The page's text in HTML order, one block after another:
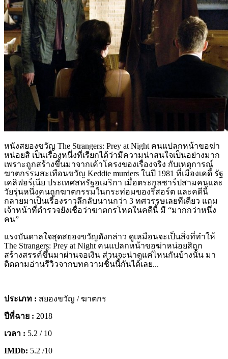
หนังสยองขวัญ The Strangers: Prey at Night คนแปลกหน้าขอฆ่า
หน่อยสิ เป็นเรื่องหนึ่งที่เรียกได้ว่ามีความน่าสนใจเป็นอย่างมาก
เพราะถูกสร้างขึ้นมาจากเค้าโครงของเรื่องจริง กับเหตุการณ์
ฆาตกรรมสะเทือนขวัญ Keddie murders ในปี 1981 ที่เมืองเคดี้ รัฐ
เคลิฟอร์เนีย ประเทศสหรัฐอเมริกา เมื่อตระกูลชาร์ปสามคนและ
วัยรุ่นหนึ่งคนถูกฆาตกรรมในกระท่อมของรีสอร์ต และคดีนี้
กลายมาเป็นเรื่องราวลึกลับนานกว่า 3 ทศวรรษเลยทีเดียว แถม
เจ้าหน้าที่ตำรวจยังเชื่อว่าฆาตกรโหดในคดีนี้ มี “มากกว่าหนึ่ง
คน”
แรงบันดาลใจสุดสยองขวัญดังกล่าว ดูเหมือนจะเป็นสิ่งที่ทำให้
The Strangers: Prey at Night คนแปลกหน้าขอฆ่าหน่อยสิถูก
สร้างสรรค์ขึ้นมาผ่านจอเงิน ส่วนจะน่าดูแค่ไหนกันบ้างนั้น มา
ติดตามอ่านรีวิวจากบทความชิ้นนี้กันได้เลย...
ประเภท : สยองขวัญ / ฆาตกร
ปีที่ฉาย : 2018
เวลา : 5.2 / 10
IMDb: 5.2 /10